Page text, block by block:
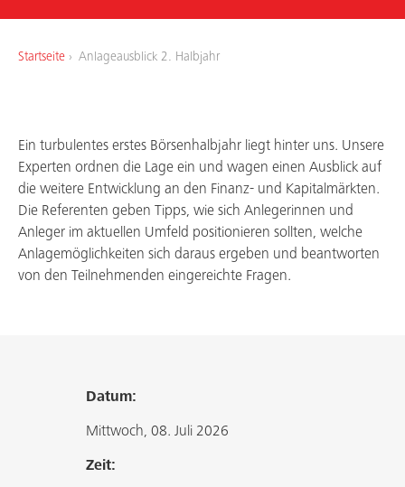
Startseite Anlageausblick 2. Halbjahr
Ein turbulentes erstes Börsenhalbjahr liegt hinter uns. Unsere
Experten ordnen die Lage ein und wagen einen Ausblick auf
die weitere Entwicklung an den Finanz- und Kapitalmärkten.
Die Referenten geben Tipps, wie sich Anlegerinnen und
Anleger im aktuellen Umfeld positionieren sollten, welche
Anlagemöglichkeiten sich daraus ergeben und beantworten
von den Teilnehmenden eingereichte Fragen.
Datum:
Mittwoch, 08. Juli 2026
Zeit: